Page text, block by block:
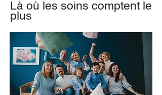
Là où les soins comptent le
plus